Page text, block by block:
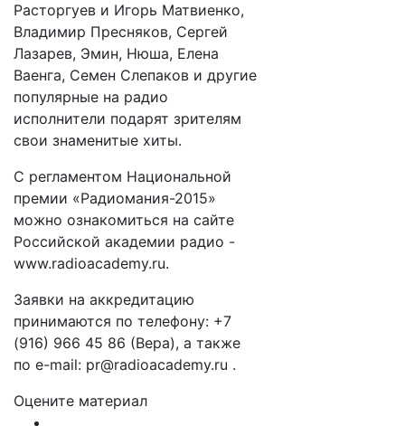
Расторгуев и Игорь Матвиенко,
Владимир Пресняков, Сергей
Лазарев, Эмин, Нюша, Елена
Ваенга, Семен Слепаков и другие
популярные на радио
исполнители подарят зрителям
свои знаменитые хиты.
С регламентом Национальной
премии «Радиомания-2015»
можно ознакомиться на сайте
Российской академии радио -
www.radioacademy.ru.
Заявки на аккредитацию
принимаются по телефону: +7
(916) 966 45 86 (Вера), а также
по e-mail: pr@radioacademy.ru .
Оцените материал